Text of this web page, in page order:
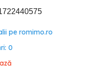
pe romimo.ro
0